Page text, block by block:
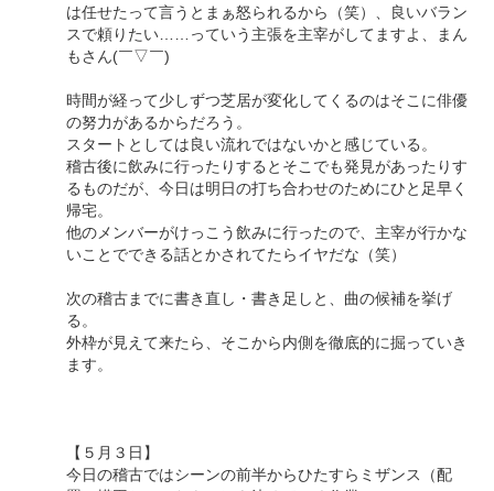
は任せたって言うとまぁ怒られるから（笑）、良いバラン
スで頼りたい……っていう主張を主宰がしてますよ、まん
もさん(￣▽￣)
時間が経って少しずつ芝居が変化してくるのはそこに俳優
の努力があるからだろう。
スタートとしては良い流れではないかと感じている。
稽古後に飲みに行ったりするとそこでも発見があったりす
るものだが、今日は明日の打ち合わせのためにひと足早く
帰宅。
他のメンバーがけっこう飲みに行ったので、主宰が行かな
いことでできる話とかされてたらイヤだな（笑）
次の稽古までに書き直し・書き足しと、曲の候補を挙げ
る。
外枠が見えて来たら、そこから内側を徹底的に掘っていき
ます。
【５月３日】
今日の稽古ではシーンの前半からひたすらミザンス（配